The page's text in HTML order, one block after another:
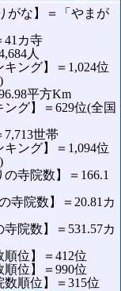
がな】＝「やまが
41カ寺
人
キング】＝1,024位
平方Km
ング】＝629位(全国
7,713世帯
キング】＝1,094位
の寺院数】＝166.1
寺院数】＝20.81カ
寺院数】＝531.57カ
順位】＝412位
順位】＝990位
数順位】＝315位